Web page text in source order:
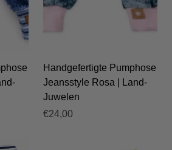
Handgefertigte Pumphose
Jeansstyle Rosa | Land-
Juwelen
€24,00